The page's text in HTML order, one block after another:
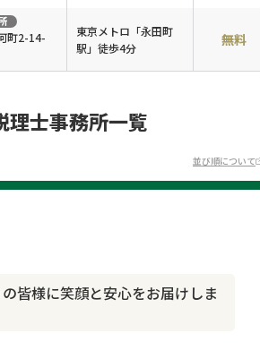
町2-14-
東京メトロ「永田町
駅」徒歩4分
無料
理士事務所一覧
並び順について
皆様に笑顔と安心をお届けしま